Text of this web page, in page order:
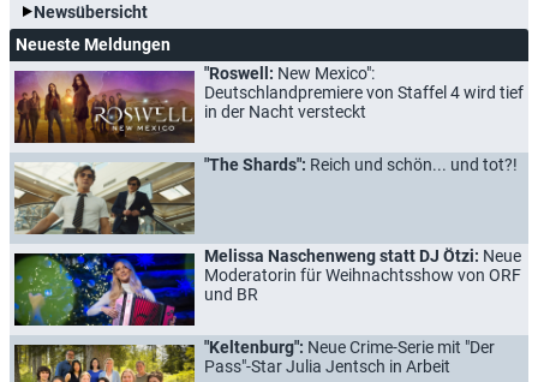
Newsübersicht
Neueste Meldungen
"Roswell: New Mexico":
Deutschlandpremiere von Staffel 4 wird tief
in der Nacht versteckt
"The Shards": Reich und schön... und tot?!
Melissa Naschenweng statt DJ Ötzi: Neue
Moderatorin für Weihnachtsshow von ORF
und BR
"Keltenburg": Neue Crime-Serie mit "Der
Pass"-Star Julia Jentsch in Arbeit